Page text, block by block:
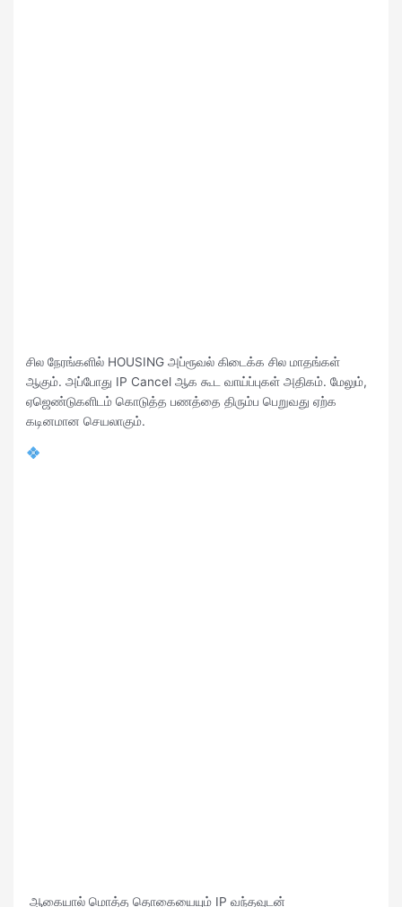
சில நேரங்களில் HOUSING அப்ரூவல் கிடைக்க சில மாதங்கள்
ஆகும். அப்போது IP Cancel ஆக கூட வாய்ப்புகள் அதிகம். மேலும்,
ஏஜெண்டுகளிடம் கொடுத்த பணத்தை திரும்ப பெறுவது ஏற்க
கடினமான செயலாகும்.
ஆகையால் மொத்த தொகையையும் IP வந்தவுடன்